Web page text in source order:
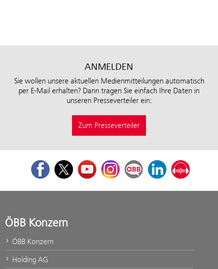
ANMELDEN
Sie wollen unsere aktuellen Medienmitteilungen automatisch
per E-Mail erhalten? Dann tragen Sie einfach Ihre Daten in
unseren Presseverteiler ein:
Zum Presseverteiler
FacebookTwitterYoutubeInstagramÖBB Corporate Blog
LinkedInPodcast
ÖBB Konzern
ÖBB Konzern
Holding AG